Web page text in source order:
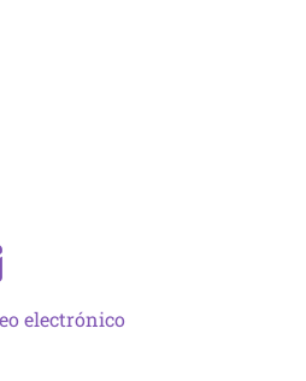
electrónico